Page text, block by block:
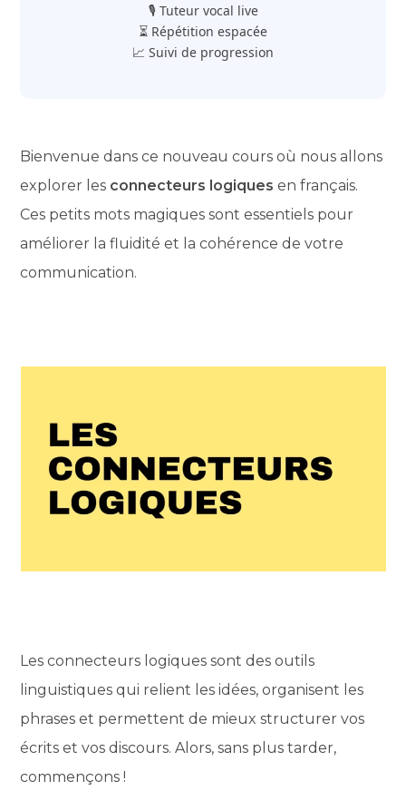
🎙️ Tuteur vocal live
⏳ Répétition espacée
📈 Suivi de progression
Bienvenue dans ce nouveau cours où nous allons
explorer les connecteurs logiques en français.
Ces petits mots magiques sont essentiels pour
améliorer la fluidité et la cohérence de votre
communication.
Les connecteurs logiques sont des outils
linguistiques qui relient les idées, organisent les
phrases et permettent de mieux structurer vos
écrits et vos discours. Alors, sans plus tarder,
commençons !